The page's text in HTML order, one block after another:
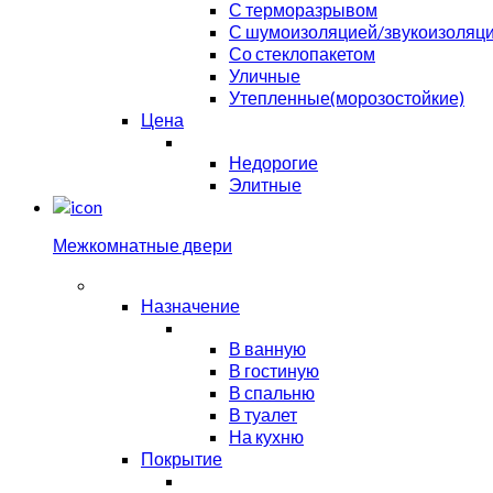
С терморазрывом
С шумоизоляцией/
Со стеклопакетом
Уличные
Утепленные(морозостойкие)
Цена
Недорогие
Элитные
Межкомнатные двери
Назначение
В ванную
В гостиную
В спальню
В туалет
На кухню
Покрытие